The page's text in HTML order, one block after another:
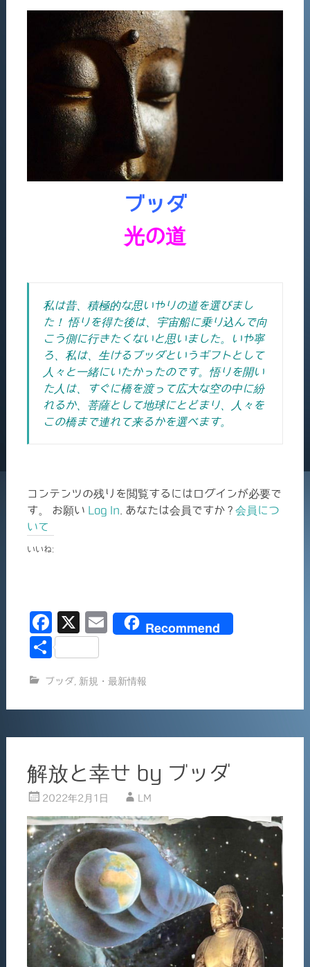
ブッダ
光の道
私は昔、積極的な思いやりの道を選びまし
た！ 悟りを得た後は、宇宙船に乗り込んで向
こう側に行きたくないと思いました。いや寧
ろ、私は、生けるブッダというギフトとして
人々と一緒にいたかったのです。悟りを開い
た人は、すぐに橋を渡って広大な空の中に紛
れるか、菩薩として地球にとどまり、人々を
この橋まで連れて来るかを選べます。
コンテンツの残りを閲覧するにはログインが必要で
す。 お願い Log In . あなたは会員ですか ? 会員につ
いて
いいね:
F
a
e
b
o
k
X
E
l
Recommend
共
ブッダ, 新規・最新情報
解放と幸せ by ブッダ
2022年2月1日 LM